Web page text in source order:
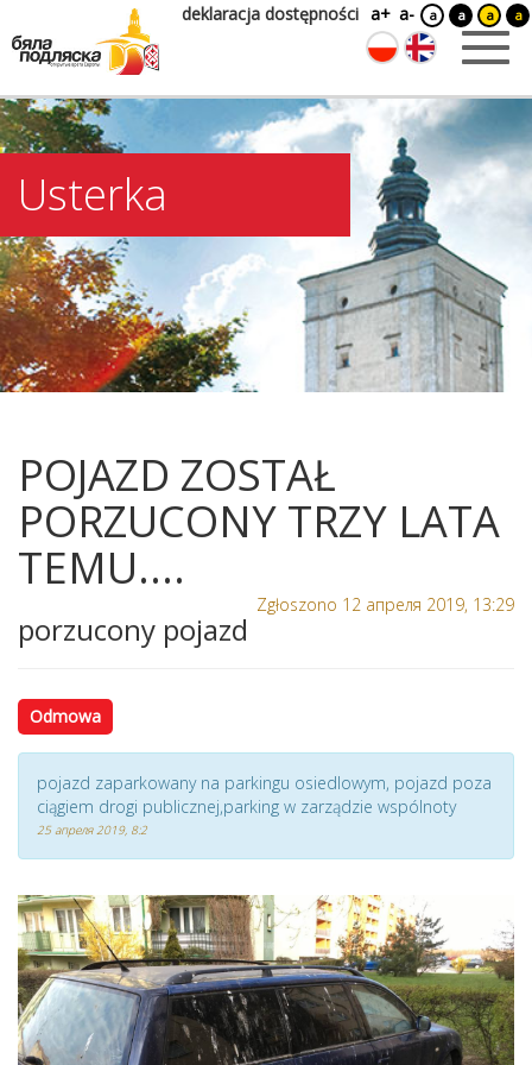
deklaracja dostępności a+ a- a a a a
Usterka
POJAZD ZOSTAŁ
PORZUCONY TRZY LATA
TEMU....
Zgłoszono 12 апреля 2019, 13:29
porzucony pojazd
Odmowa
pojazd zaparkowany na parkingu osiedlowym, pojazd poza
ciągiem drogi publicznej,parking w zarządzie wspólnoty
25 апреля 2019, 8:2